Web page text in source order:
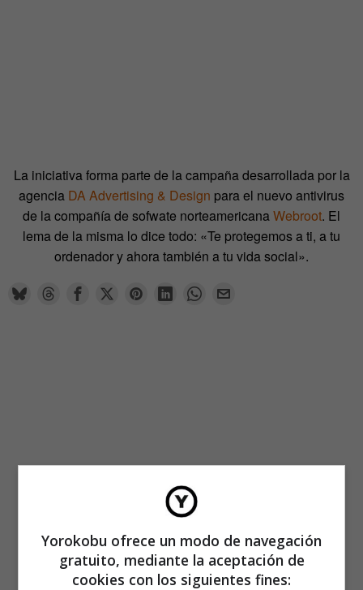
La iniciativa forma parte de la campaña desarrollada por la
agencia DA Advertising & Design para el nuevo antivirus
de la compañía de sofwate norteamericana Webroot. El
lema de la misma lo dice todo: «Te protegemos a ti, a tu
ordenador y ahora también a tu vida social».
Yorokobu ofrece un modo de navegación
gratuito, mediante la aceptación de
cookies con los siguientes fines: